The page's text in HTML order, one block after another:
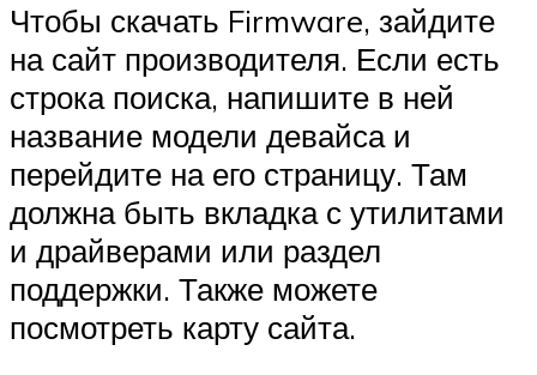
Чтобы скачать Firmware, зайдите
на сайт производителя. Если есть
строка поиска, напишите в ней
название модели девайса и
перейдите на его страницу. Там
должна быть вкладка с утилитами
и драйверами или раздел
поддержки. Также можете
посмотреть карту сайта.